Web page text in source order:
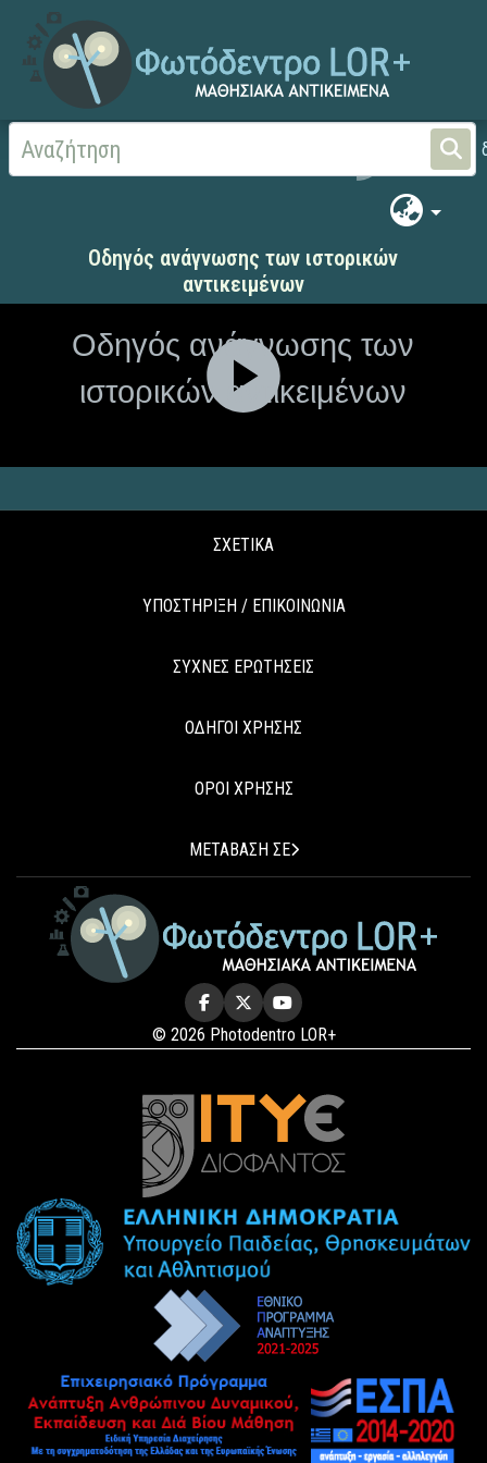
Αρχική
Οδηγός ανάγνωσης των ιστορικών
αντικειμένων
ΣΧΕΤΙΚΑ
ΥΠΟΣΤΗΡΙΞΗ / ΕΠΙΚΟΙΝΩΝΙΑ
ΣΥΧΝΕΣ ΕΡΩΤΗΣΕΙΣ
ΟΔΗΓΟΙ ΧΡΗΣΗΣ
ΟΡΟΙ ΧΡΗΣΗΣ
ΜΕΤΑΒΑΣΗ ΣΕ
© 2026 Photodentro LOR+